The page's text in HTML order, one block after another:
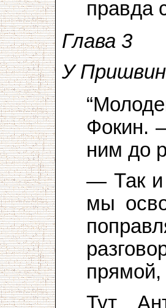
правда
Глава 3
У
Фокин.
ним до
— Так и
мы
прямой,
Тут